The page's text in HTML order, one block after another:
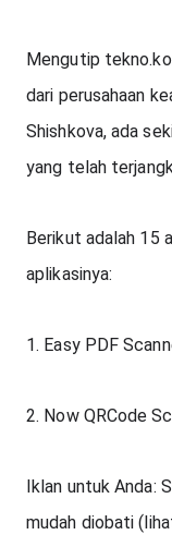
Mengutip
dari perusahaan
Shishkova, ada
yang telah
Berikut adalah 15
aplikasinya:
1. Easy PDF
2. Now QRCode
Iklan untuk Anda:
mudah diobati